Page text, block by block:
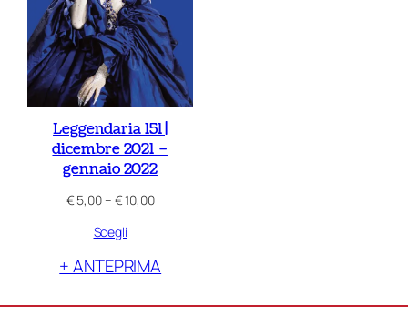
Leggendaria 151 |
dicembre 2021 –
gennaio 2022
€5,00– €10,00Fascia
€ 5,00
€ 10,00
Scegli
+ ANTEPRIMA